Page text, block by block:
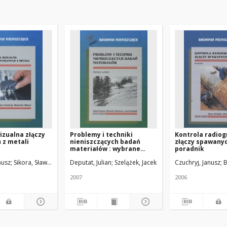
złączy
z metali
Sikora, Sławomir
Problemy i techniki
nieniszczących badań
materiałów : wybrane
Deputat, Julian Szelążek, Jacek Mackiewicz, Sławomir
2007
Kontrola
złączy
poradnik
Czuchryj, Janusz
2006